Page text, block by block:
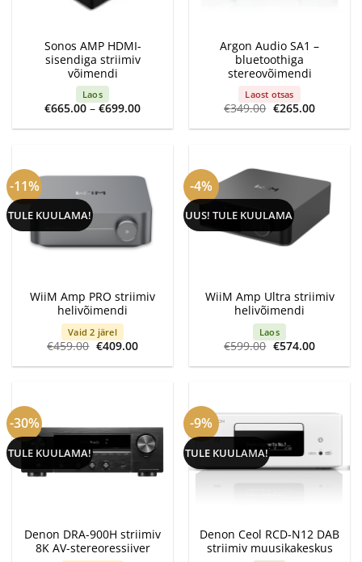
Sonos AMP HDMI-
sisendiga striimiv
võimendi
Laos
€665.00 – €699.00Price
€665.00
Argon Audio SA1 –
bluetoothiga
stereovõimendi
Laost otsas
€349.00 Algne
hind
oli:
€265.00Current
is:
-11%
TULE KUULAMA!
WiiM Amp PRO striimiv
helivõimendi
Vaid 2 järel
€459.00 Algne
hind
oli:
€409.00Current
is:
-4%
UUS! TULE KUULAMA
WiiM Amp Ultra striimiv
helivõimendi
Laos
€599.00 Algne
hind
oli:
€574.00Current
is:
-30%
TULE KUULAMA!
Denon DRA-900H striimiv
8K AV-stereoressiiver
-9%
TULE KUULAMA!
Denon Ceol RCD-N12 DAB
striimiv muusikakeskus